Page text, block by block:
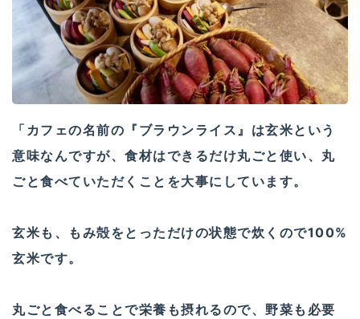
「カフェの名前の『ブラウンライス』は玄米という
意味なんですが、食材はできるだけ丸ごと使い、丸
ごと食べていただくことを大事にしています。
玄米も、もみ殻をとっただけの状態で炊くので100%
玄米です。
丸ごと食べることで栄養も摂れるので、野菜も必要